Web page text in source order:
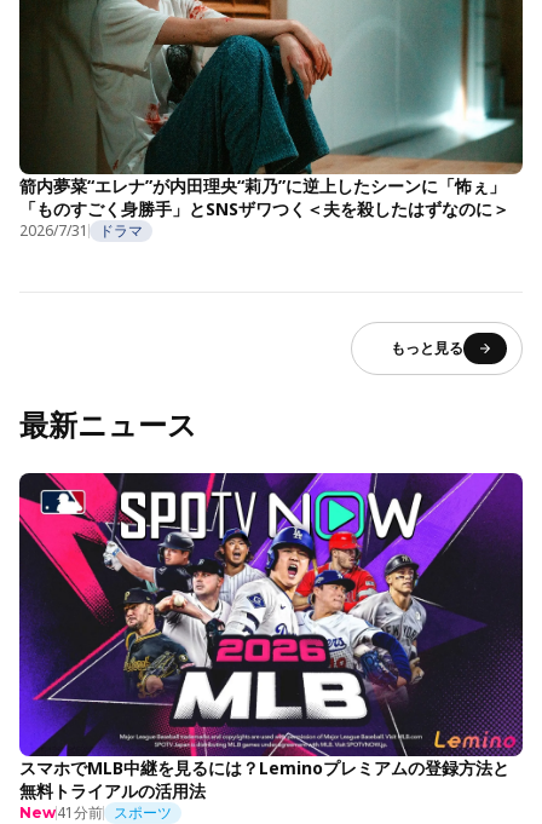
箭内夢菜“エレナ”が内田理央“莉乃”に逆上したシーンに「怖ぇ」
「ものすごく身勝手」とSNSザワつく＜夫を殺したはずなのに＞
2026/7/31 ドラマ
もっと見る
最新ニュース
スマホでMLB中継を見るには？Leminoプレミアムの登録方法と
無料トライアルの活用法
New41分前 スポーツ